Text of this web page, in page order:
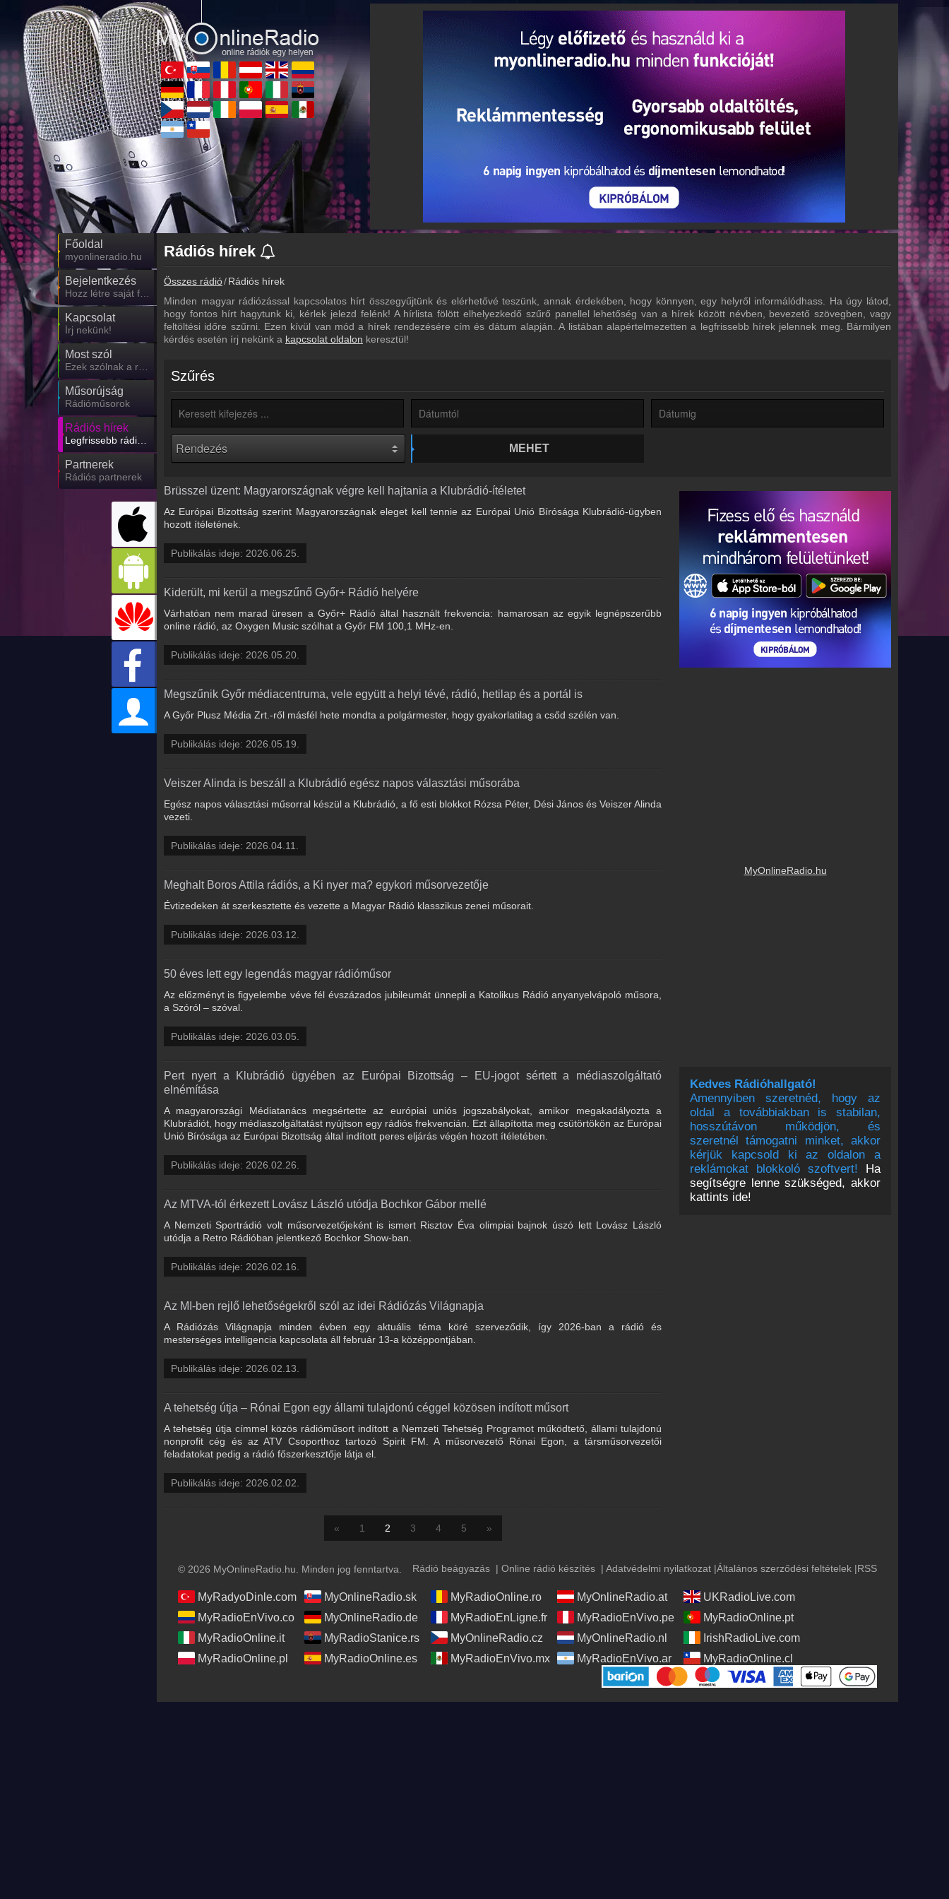
Főoldal
myonlineradio.hu
Bejelentkezés
Kapcsolat
Írj nekünk!
Most szól
Műsorújság
Rádióműsorok
Rádiós hírek
Partnerek
Rádiós partnerek
Rádiós hírek
Összes rádió Rádiós hírek
Minden magyar rádiózással kapcsolatos hírt összegyűjtünk és elérhetővé teszünk, annak érdekében, hogy könnyen, egy helyről informálódhass. Ha úgy látod,
hogy fontos hírt hagytunk ki, kérlek jelezd felénk! A hírlista fölött elhelyezkedő szűrő panellel lehetőség van a hírek között névben, bevezető szövegben, vagy
feltöltési időre szűrni. Ezen kívül van mód a hírek rendezésére cím és dátum alapján. A listában alapértelmezetten a legfrissebb hírek jelennek meg. Bármilyen
kérdés esetén írj nekünk a kapcsolat oldalon keresztül!
Szűrés
MEHET
MyOnlineRadio.hu
Kedves Rádióhallgató!
Amennyiben szeretnéd, hogy az
oldal a továbbiakban is stabilan,
hosszútávon működjön, és
szeretnél támogatni minket, akkor
kérjük kapcsold ki az oldalon a
reklámokat blokkoló szoftvert! Ha
segítségre lenne szükséged, akkor
kattints ide!
Brüsszel üzent: Magyarországnak végre kell hajtania a Klubrádió-ítéletet
Az Európai Bizottság szerint Magyarországnak eleget kell tennie az Európai Unió Bírósága Klubrádió-ügyben
hozott ítéletének.
Publikálás ideje: 2026.06.25.
Kiderült, mi kerül a megszűnő Győr+ Rádió helyére
Várhatóan nem marad üresen a Győr+ Rádió által használt frekvencia: hamarosan az egyik legnépszerűbb
online rádió, az Oxygen Music szólhat a Győr FM 100,1 MHz-en.
Publikálás ideje: 2026.05.20.
Megszűnik Győr médiacentruma, vele együtt a helyi tévé, rádió, hetilap és a portál is
A Győr Plusz Média Zrt.-ről másfél hete mondta a polgármester, hogy gyakorlatilag a csőd szélén van.
Publikálás ideje: 2026.05.19.
Veiszer Alinda is beszáll a Klubrádió egész napos választási műsorába
Egész napos választási műsorral készül a Klubrádió, a fő esti blokkot Rózsa Péter, Dési János és Veiszer Alinda
vezeti.
Publikálás ideje: 2026.04.11.
Meghalt Boros Attila rádiós, a Ki nyer ma? egykori műsorvezetője
Évtizedeken át szerkesztette és vezette a Magyar Rádió klasszikus zenei műsorait.
Publikálás ideje: 2026.03.12.
50 éves lett egy legendás magyar rádióműsor
Az előzményt is figyelembe véve fél évszázados jubileumát ünnepli a Katolikus Rádió anyanyelvápoló műsora,
a Szóról – szóval.
Publikálás ideje: 2026.03.05.
Pert nyert a Klubrádió ügyében az Európai Bizottság – EU-jogot sértett a médiaszolgáltató
elnémítása
A magyarországi Médiatanács megsértette az európiai uniós jogszabályokat, amikor megakadályozta a
Klubrádiót, hogy médiaszolgáltatást nyújtson egy rádiós frekvencián. Ezt állapította meg csütörtökön az Európai
Unió Bírósága az Európai Bizottság által indított peres eljárás végén hozott ítéletében.
Publikálás ideje: 2026.02.26.
Az MTVA-tól érkezett Lovász László utódja Bochkor Gábor mellé
A Nemzeti Sportrádió volt műsorvezetőjeként is ismert Risztov Éva olimpiai bajnok úszó lett Lovász László
utódja a Retro Rádióban jelentkező Bochkor Show-ban.
Publikálás ideje: 2026.02.16.
Az MI-ben rejlő lehetőségekről szól az idei Rádiózás Világnapja
A Rádiózás Világnapja minden évben egy aktuális téma köré szerveződik, így 2026-ban a rádió és
mesterséges intelligencia kapcsolata áll február 13-a középpontjában.
Publikálás ideje: 2026.02.13.
A tehetség útja – Rónai Egon egy állami tulajdonú céggel közösen indított műsort
A tehetség útja címmel közös rádióműsort indított a Nemzeti Tehetség Programot működtető, állami tulajdonú
nonprofit cég és az ATV Csoporthoz tartozó Spirit FM. A műsorvezető Rónai Egon, a társműsorvezetői
feladatokat pedig a rádió főszerkesztője látja el.
Publikálás ideje: 2026.02.02.
« 1 2 3 4 5 »
© 2026 MyOnlineRadio.hu. Minden jog fenntartva. Rádió beágyazás | Online rádió készítés | Adatvédelmi nyilatkozat |Általános szerződési feltételek |RSS
MyRadyoDinle.com MyOnlineRadio.sk MyRadioOnline.ro MyOnlineRadio.at
UKRadioLive.com
MyRadioEnVivo.co
MyOnlineRadio.de MyRadioEnLigne.fr MyRadioEnVivo.pe
MyRadioOnline.pt
MyRadioOnline.it
MyRadioStanice.rs MyOnlineRadio.cz MyOnlineRadio.nl
IrishRadioLive.com
MyRadioOnline.pl
MyRadioOnline.es MyRadioEnVivo.mx MyRadioEnVivo.ar MyRadioOnline.cl